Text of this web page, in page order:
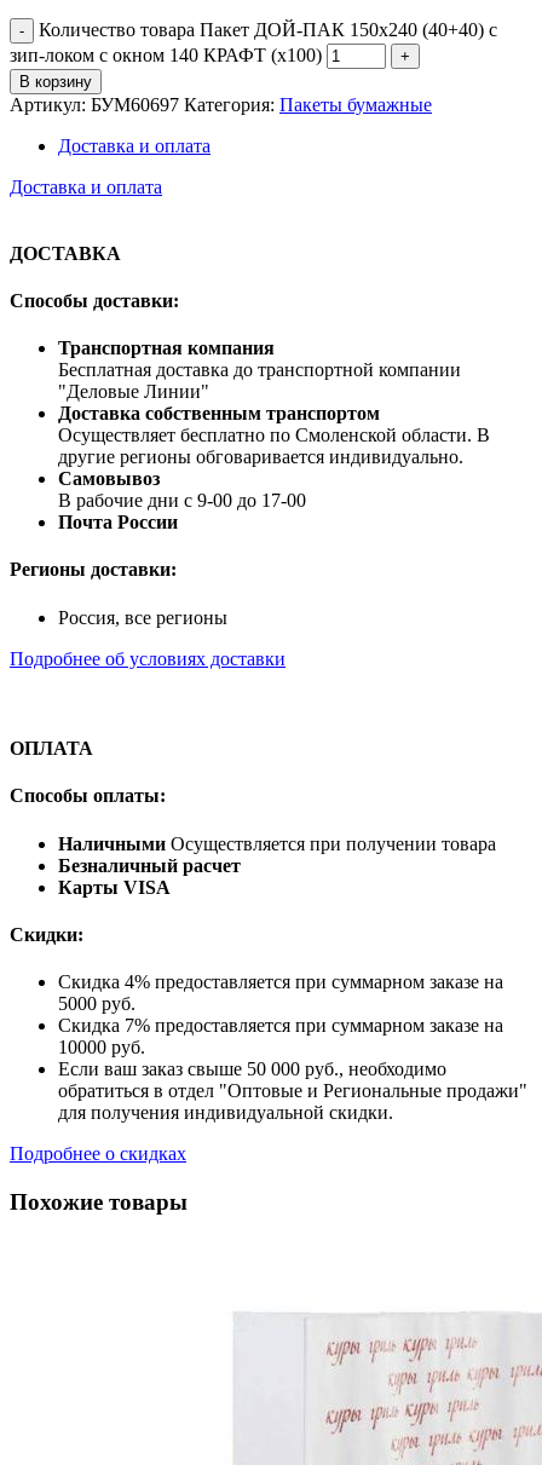
Количество товара Пакет ДОЙ-ПАК 150х240 (40+40) с
зип-локом с окном 140 КРАФТ (х100)
В корзину
Артикул: БУМ60697 Категория: Пакеты бумажные
Доставка и оплата
Доставка и оплата
ДОСТАВКА
Способы доставки:
Транспортная компания
Бесплатная доставка до транспортной компании
"Деловые Линии"
Доставка собственным транспортом
Осуществляет бесплатно по Смоленской области. В
другие регионы обговаривается индивидуально.
Самовывоз
В рабочие дни с 9-00 до 17-00
Почта России
Регионы доставки:
Россия, все регионы
Подробнее об условиях доставки
ОПЛАТА
Способы оплаты:
Наличными Осуществляется при получении товара
Безналичный расчет
Карты VISA
Скидки:
Скидка 4% предоставляется при суммарном заказе на
5000 руб.
Скидка 7% предоставляется при суммарном заказе на
10000 руб.
Если ваш заказ свыше 50 000 руб., необходимо
обратиться в отдел "Оптовые и Региональные продажи"
для получения индивидуальной скидки.
Подробнее о скидках
Похожие товары